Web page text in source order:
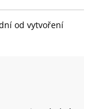
od vytvoření